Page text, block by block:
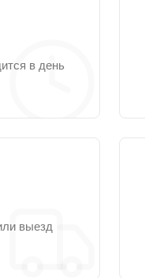
в день
выезд